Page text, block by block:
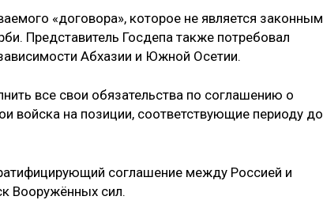
«договора», которое не является законным
Представитель Госдепа также потребовал
Абхазии и Южной Осетии.
все свои обязательства по соглашению о
войска на позиции, соответствующие периоду до
соглашение между Россией и
Вооружённых сил.